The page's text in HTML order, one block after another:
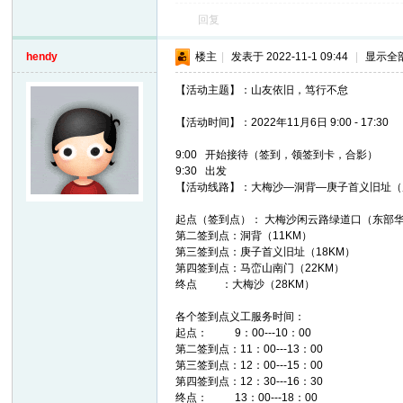
回复
hendy 楼主 发表于 2022-11-1 09:44 显示全
【活动主题】：山友依旧，笃行不怠
【活动时间】：2022年11月6日 9:00 - 17:30
9:00 开始接待（签到，领签到卡，合影）
9:30 出发
【活动线路】：大梅沙—洞背—庚子首义旧址
起点（签到点）： 大梅沙闲云路绿道口（东部
第二签到点：洞背（11KM）
第三签到点：庚子首义旧址（18KM）
第四签到点：马峦山南门（22KM）
终点 ：大梅沙（28KM）
各个签到点义工服务时间：
起点： 9：00---10：00
第二签到点：11：00---13：00
第三签到点：12：00---15：00
第四签到点：12：30---16：30
终点： 13：00---18：00